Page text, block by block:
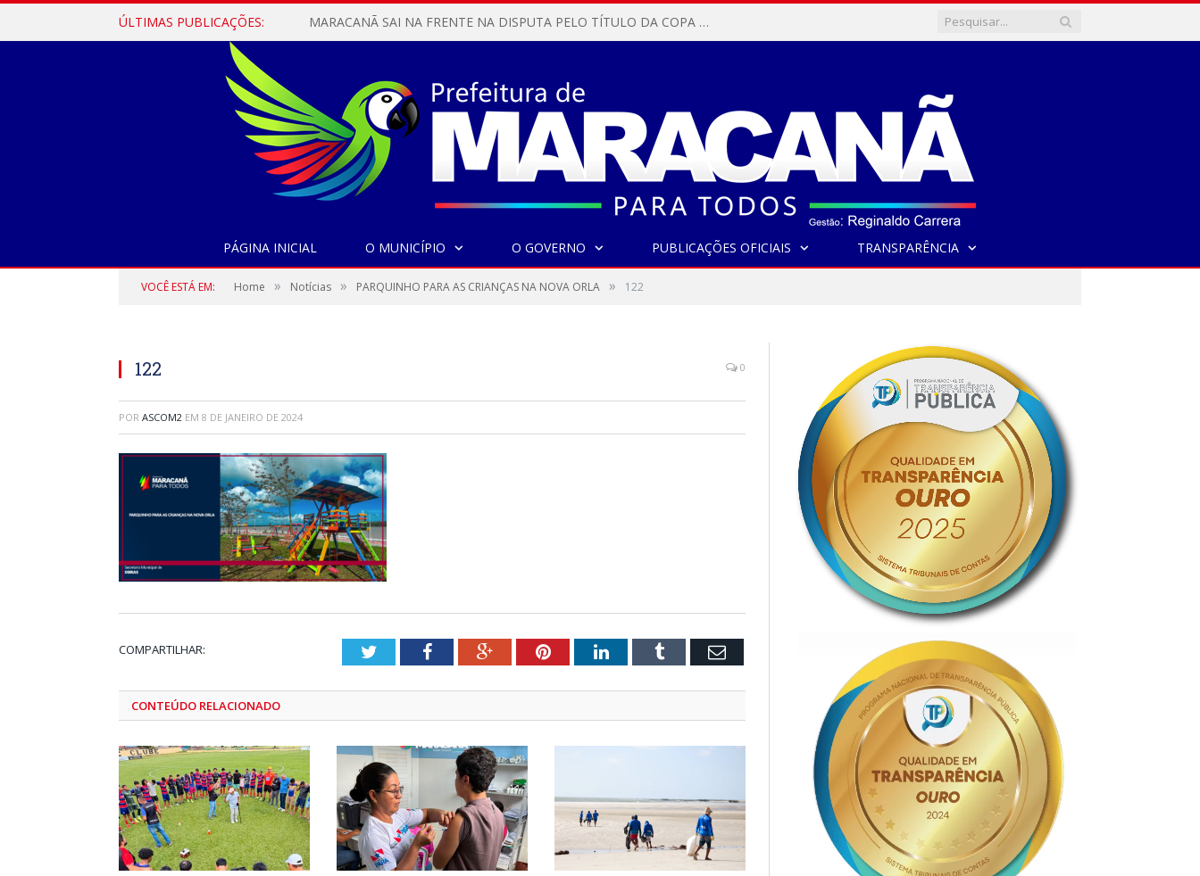
ÚLTIMAS PUBLICAÇÕES: MARACANÃ SAI NA FRENTE NA DISPUTA PELO TÍTULO DA COPA PARÁ SUB-17!
PÁGINA INICIAL O MUNICÍPIO O GOVERNO PUBLICAÇÕES OFICIAIS TRANSPARÊNCIA
VOCÊ ESTÁ EM: Home » Notícias » PARQUINHO PARA AS CRIANÇAS NA NOVA ORLA » 122
122 0
POR ASCOM2 EM 8 DE JANEIRO DE 2024
COMPARTILHAR: TwitterFacebookGoogle+PinterestLinkedInTumblr Email
CONTEÚDO RELACIONADO